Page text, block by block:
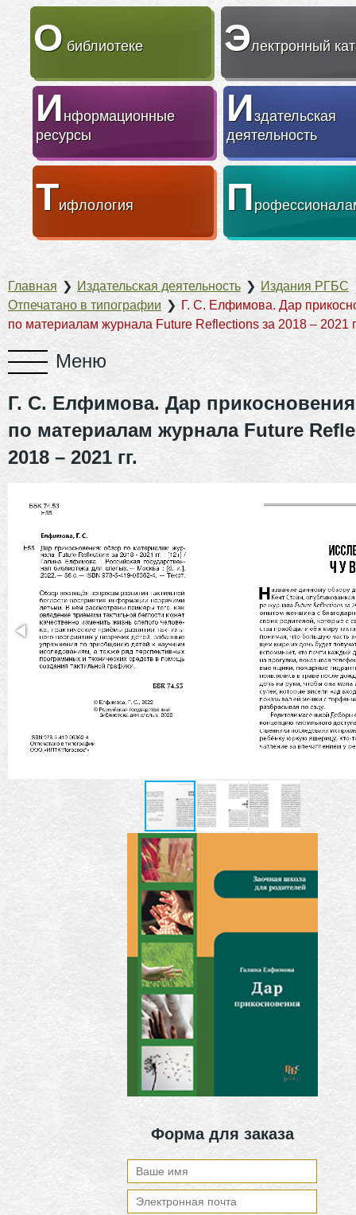
О библиотеке Электронный
Информационные
ресурсы
Издательская
деятельность
Тифлология П
Главная ❯ Издательская деятельность ❯ Издания РГБС
Отпечатано в типографии ❯ Г. С. Елфимова. Дар
по материалам журнала Future Reflections за 2018 – 2021
Г. С. Елфимова. Дар
по материалам журнала Future
2018 – 2021 гг.
Форма для заказа